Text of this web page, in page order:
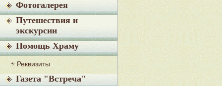
Фотогалерея
Путешествия и
экскурсии
Помощь Храму
Реквизиты
Газета "Встреча"